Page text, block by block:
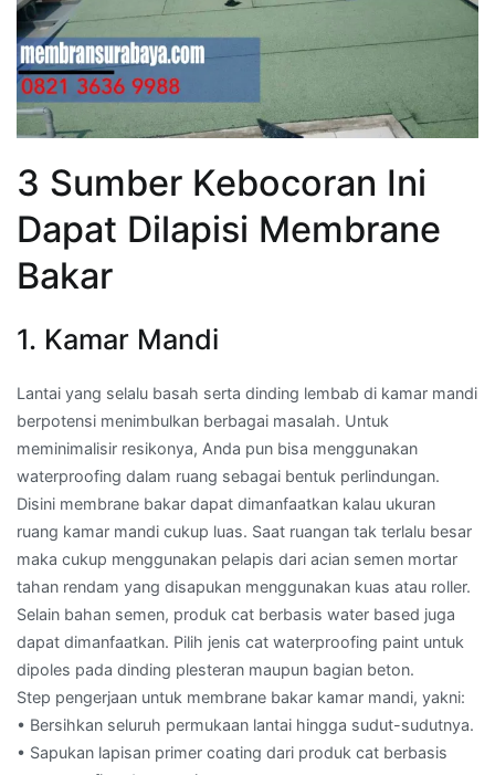
3 Sumber Kebocoran Ini
Dapat Dilapisi Membrane
Bakar
1. Kamar Mandi
Lantai yang selalu basah serta dinding lembab di kamar mandi
berpotensi menimbulkan berbagai masalah. Untuk
meminimalisir resikonya, Anda pun bisa menggunakan
waterproofing dalam ruang sebagai bentuk perlindungan.
Disini membrane bakar dapat dimanfaatkan kalau ukuran
ruang kamar mandi cukup luas. Saat ruangan tak terlalu besar
maka cukup menggunakan pelapis dari acian semen mortar
tahan rendam yang disapukan menggunakan kuas atau roller.
Selain bahan semen, produk cat berbasis water based juga
dapat dimanfaatkan. Pilih jenis cat waterproofing paint untuk
dipoles pada dinding plesteran maupun bagian beton.
Step pengerjaan untuk membrane bakar kamar mandi, yakni:
• Bersihkan seluruh permukaan lantai hingga sudut-sudutnya.
• Sapukan lapisan primer coating dari produk cat berbasis